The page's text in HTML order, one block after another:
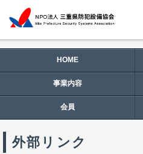
HOME
事業内容
会員
外部リンク